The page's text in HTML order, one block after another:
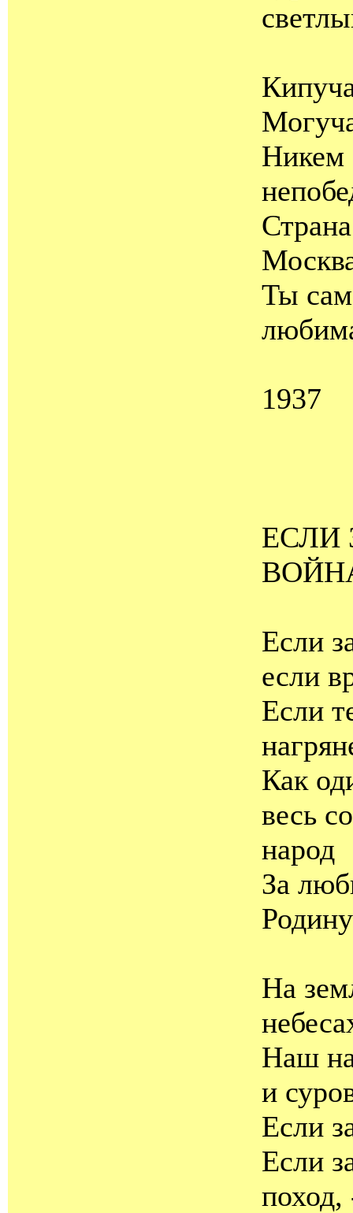
Никем
Ты
1937
ЕСЛИ
Если
если
Если
Как
весь
народ
За
На
Наш
и
Если
Если
поход,